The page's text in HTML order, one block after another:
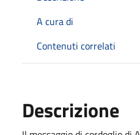
A cura di
Contenuti correlati
Descrizione